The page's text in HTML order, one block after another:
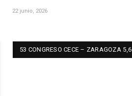
22 junio, 2026
53 CONGRESO CECE – ZARAGOZA